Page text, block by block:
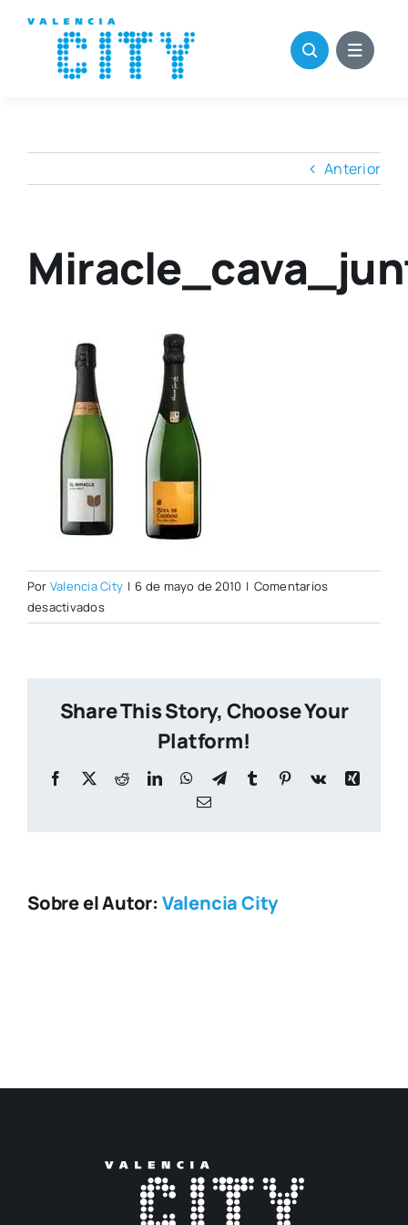
contenido
Anterior
Por Valencia City | 6 de mayo de 2010 | Comentarios
desactivadosen
Miracle_cava_juntas.jpg
Share This Story, Choose Your
Platform!
Facebook
X RedditLinkedInWhatsApp
TelegramTumblr Pinterest
Vk
Xing
Correo
Sobre el Autor: Valencia City